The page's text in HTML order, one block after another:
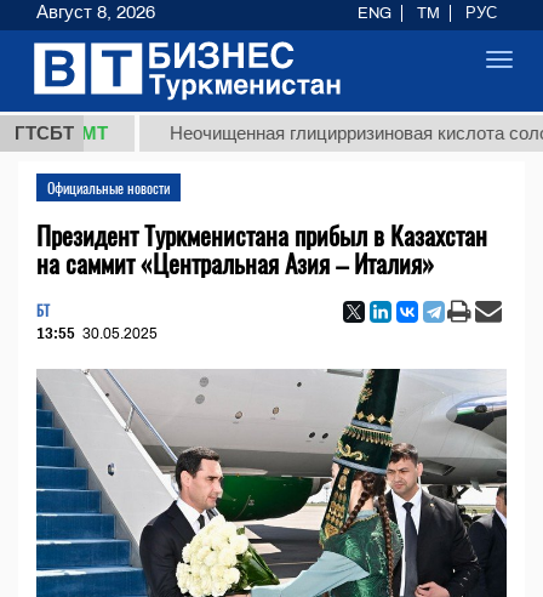
ГТСБТ
ТМТ Неочищенная глицирризиновая кислота
Официальные новости
Президент Туркменистана прибыл в Казахстан
на саммит «Центральная Азия – Италия»
БТ
13:55 30.05.2025
Август 8, 2026 ENG TM РУС